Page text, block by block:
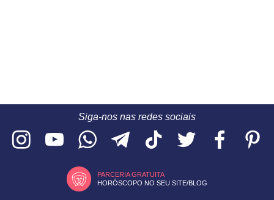
Siga-nos nas redes sociais
PARCERIA GRATUITA
HORÓSCOPO NO SEU SITE/BLOG